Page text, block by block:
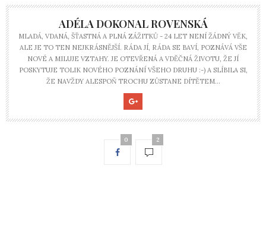
ADÉLA DOKONAL ROVENSKÁ
MLADÁ, VDANÁ, ŠŤASTNÁ A PLNÁ ZÁŽITKŮ - 24 LET NENÍ ŽÁDNÝ VĚK,
ALE JE TO TEN NEJKRÁSNĚJŠÍ. RÁDA JÍ, RÁDA SE BAVÍ, POZNÁVÁ VŠE
NOVÉ A MILUJE VZTAHY. JE OTEVŘENÁ A VDĚČNÁ ŽIVOTU, ŽE JÍ
POSKYTUJE TOLIK NOVÉHO POZNÁNÍ VŠEHO DRUHU :-) A SLÍBILA SI,
ŽE NAVŽDY ALESPOŇ TROCHU ZŮSTANE DÍTĚTEM...
0 2